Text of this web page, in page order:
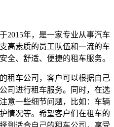
2015年，是一家专业从事汽车
高素质的员工队伍和一流的车
全、舒适、便捷的租车服务。
租车公司，客户可以根据自己
司进行租车服务。同时，在选
意一些细节问题，比如：车辆
情况等。希望客户们在租车的
到适合自己的租车公司，享受